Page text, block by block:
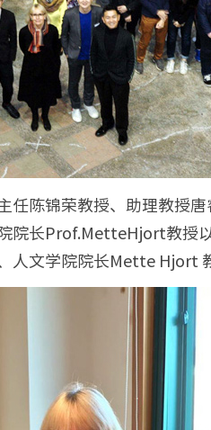
陈锦荣教授、助理教授
院长Prof.MetteHjort教授
文学院院长Mette Hjort